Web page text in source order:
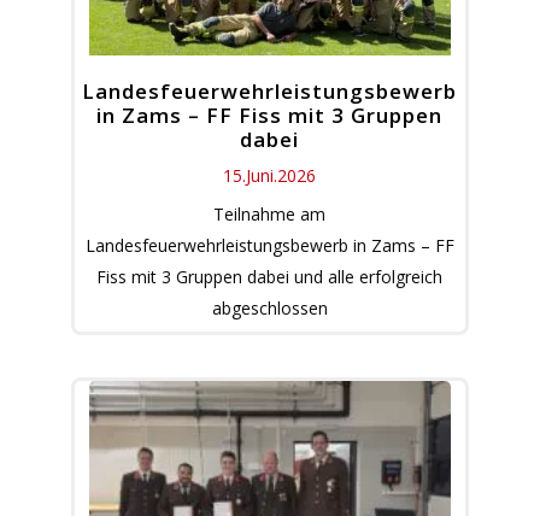
Landesfeuerwehrleistungsbewerb
in Zams – FF Fiss mit 3 Gruppen
dabei
15.Juni.2026
Teilnahme am
Landesfeuerwehrleistungsbewerb in Zams – FF
Fiss mit 3 Gruppen dabei und alle erfolgreich
abgeschlossen